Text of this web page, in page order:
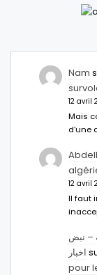
Nam
12 avril
Mais
d’une
12 avril
Il faut
– نبض
اخبار
pour